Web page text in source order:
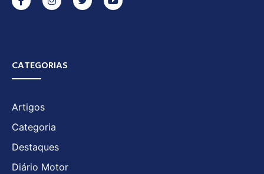
CATEGORIAS
Artigos
Categoria
Destaques
Diário Motor